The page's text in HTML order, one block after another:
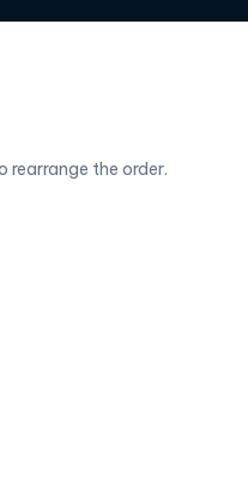
rearrange the order.